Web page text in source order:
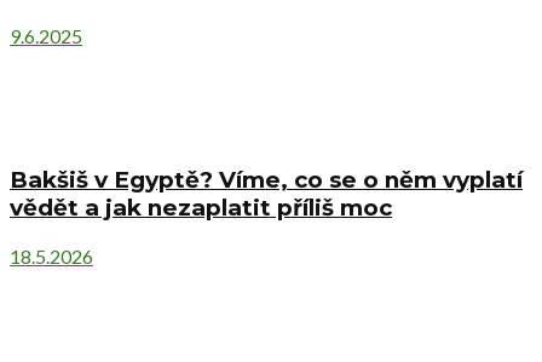
9.6.2025
Bakšiš v Egyptě? Víme, co se o něm vyplatí
vědět a jak nezaplatit příliš moc
18.5.2026